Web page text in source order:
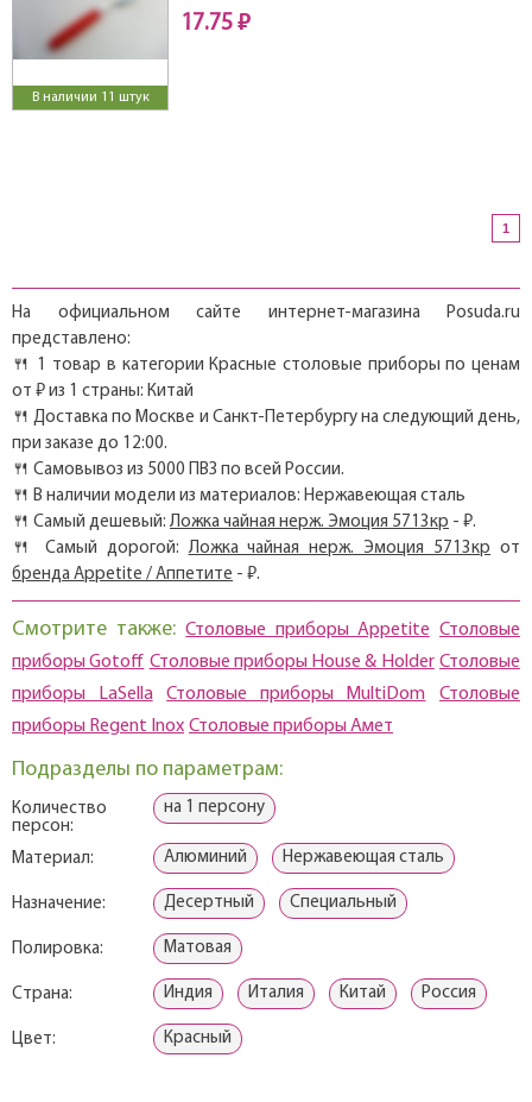
В наличии 11 штук
17.75 ₽
1
На официальном сайте интернет-магазина Posuda.ru
представлено:
🍴 1 товар в категории Красные столовые приборы по ценам
от ₽ из 1 страны: Китай
🍴 Доставка по Москве и Санкт-Петербургу на следующий день,
при заказе до 12:00.
🍴 Самовывоз из 5000 ПВЗ по всей России.
🍴 В наличии модели из материалов: Нержавеющая сталь
🍴 Самый дешевый:Ложка чайная нерж. Эмоция 5713кр - ₽.
🍴 Самый дорогой:Ложка чайная нерж. Эмоция 5713кр от
бренда Appetite / Аппетите - ₽.
Смотрите также:Столовые приборы Appetite Столовые
приборы Gotoff Столовые приборы House & Holder Столовые
приборы LaSella
Столовые приборы MultiDom
Столовые
приборы Regent Inox Столовые приборы Амет
Подразделы по параметрам:
Количество
персон:
на 1 персону
Материал: Алюминий Нержавеющая сталь
Назначение: Десертный Специальный
Полировка: Матовая
Страна: Индия Италия Китай Россия
Цвет: Красный